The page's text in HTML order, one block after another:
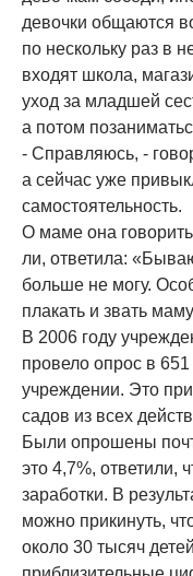
девочки общаются
по нескольку раз в
входят школа,
уход за младшей
а потом
- Справляюсь, -
а сейчас уже
самостоятельность.
О маме она говорить
ли, ответила:
больше не могу.
плакать и звать
В 2006 году
провело опрос в
учреждении. Это
садов из всех
Были опрошены
это 4,7%, ответили,
заработки. В
можно прикинуть,
около 30 тысяч